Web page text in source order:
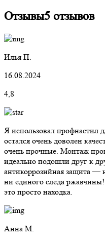
Отзывы5 отзывов
Илья П.
16.08.2024
4,8
Я использовал профнастил
остался очень доволен
очень прочные. Монтаж
идеально подошли друг к
антикоррозийная защита —
ни единого следа
это просто находка.
Анна М.